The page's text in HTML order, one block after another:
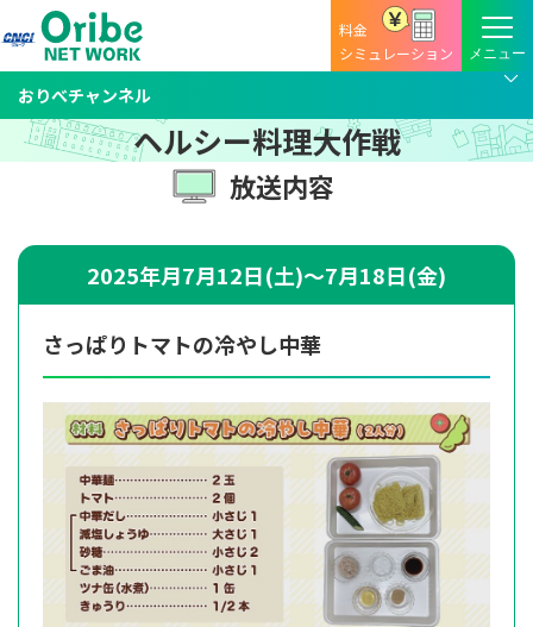
料金
シミュレーション
おりべチャンネル
ヘルシー料理大作戦
放送内容
2025年月7月12日(土)～7月18日(金)
さっぱりトマトの冷やし中華